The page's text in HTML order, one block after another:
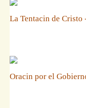
La Tentacin de
Oracin por el